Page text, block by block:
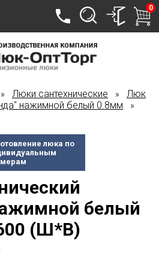
0
Люки сантехнические » Люк
нажимной белый 0.8мм »
люка по
белый
(Ш*В)